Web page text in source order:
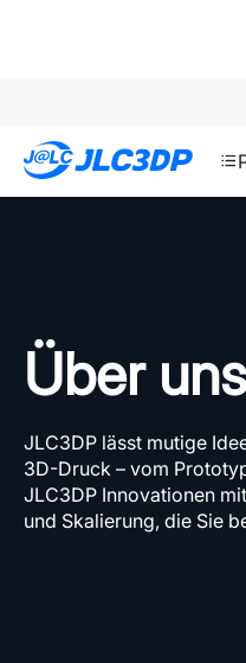
Über uns
JLC3DP lässt mutige
3D-Druck – vom
JLC3DP Innovationen
und Skalierung, die Sie